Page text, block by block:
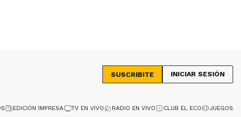
SUSCRIBITE INICIAR SESIÓN
EDICIÓN IMPRESA TV EN VIVO RADIO EN VIVO CLUB EL ECO JUEGOS